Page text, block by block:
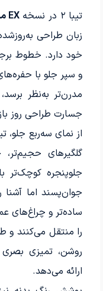
تیبا ۲ در نسخه EX مدل ۱۴۰۰
زبان طراحی
خود دارد. خطوط
و سپر جلو با
مدرن‌تر به‌نظر
جسارت طراحی روز
گلگیرهای
جلوپنجره کوچک‌تر
جوان‌پسند اما
ساده‌تر و چراغ‌های
را منتقل می‌کنند و
روشن، تمیزی
ارائه می‌دهد.